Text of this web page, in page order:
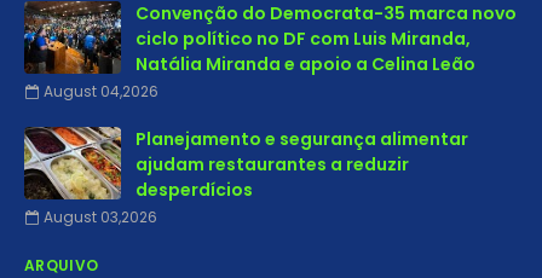
Convenção do Democrata-35 marca novo
ciclo político no DF com Luis Miranda,
Natália Miranda e apoio a Celina Leão
August 04,2026
Planejamento e segurança alimentar
ajudam restaurantes a reduzir
desperdícios
August 03,2026
ARQUIVO